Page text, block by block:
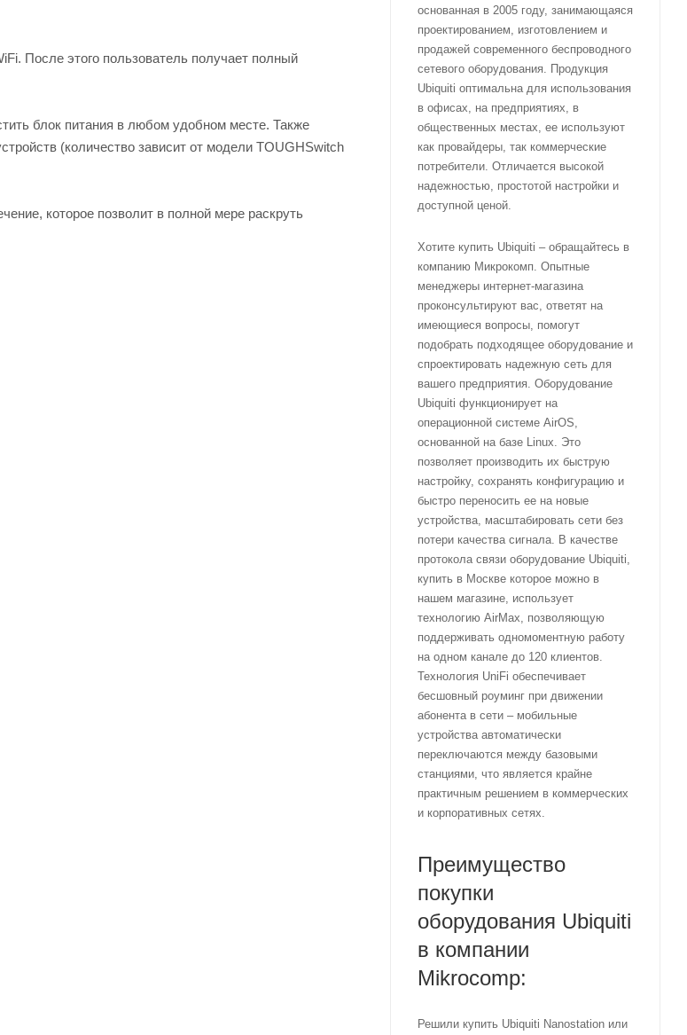
После этого пользователь получает полный
блок питания в любом удобном месте. Также
(количество зависит от модели TOUGHSwitch
которое позволит в полной мере раскруть
основанная в 2005 году, занимающаяся
проектированием, изготовлением и
продажей современного беспроводного
сетевого оборудования. Продукция
Ubiquiti оптимальна для использования
в офисах, на предприятиях, в
общественных местах, ее используют
как провайдеры, так коммерческие
потребители. Отличается высокой
надежностью, простотой настройки и
доступной ценой.
Хотите купить Ubiquiti – обращайтесь в
компанию Микрокомп. Опытные
менеджеры интернет-магазина
проконсультируют вас, ответят на
имеющиеся вопросы, помогут
подобрать подходящее оборудование и
спроектировать надежную сеть для
вашего предприятия. Оборудование
Ubiquiti функционирует на
операционной системе AirOS,
основанной на базе Linux. Это
позволяет производить их быструю
настройку, сохранять конфигурацию и
быстро переносить ее на новые
устройства, масштабировать сети без
потери качества сигнала. В качестве
протокола связи оборудование Ubiquiti,
купить в Москве которое можно в
нашем магазине, использует
технологию AirMax, позволяющую
поддерживать одномоментную работу
на одном канале до 120 клиентов.
Технология UniFi обеспечивает
бесшовный роуминг при движении
абонента в сети – мобильные
устройства автоматически
переключаются между базовыми
станциями, что является крайне
практичным решением в коммерческих
и корпоративных сетях.
Преимущество
покупки
оборудования Ubiquiti
в компании
Mikrocomp:
Решили купить Ubiquiti Nanostation или